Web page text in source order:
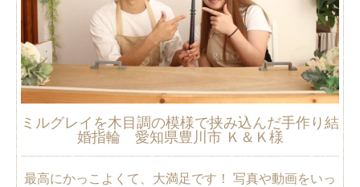
ミルグレイを木目調の模様で挟み込んだ手作り結
婚指輪 愛知県豊川市 Ｋ＆Ｋ様
最高にかっこよくて、大満足です！ 写真や動画をいっ